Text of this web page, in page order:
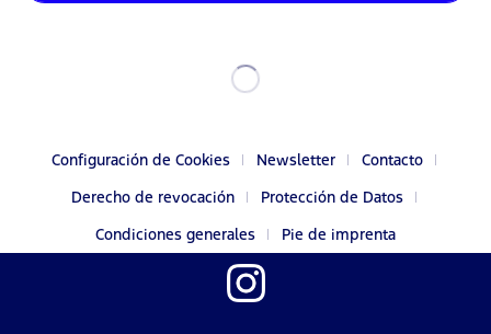
Configuración de Cookies Newsletter
Contacto
Derecho de revocación
Protección de Datos
Condiciones generales
Pie de imprenta